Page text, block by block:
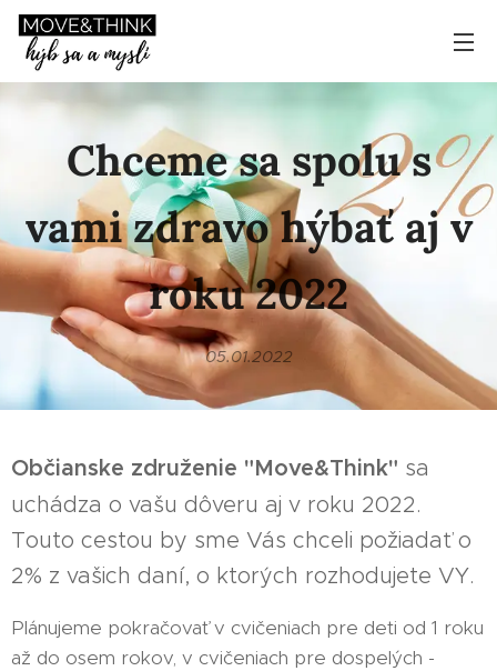
Chceme sa spolu s
vami zdravo hýbať aj v
roku 2022
05.01.2022
Občianske združenie "Move&Think" sa
uchádza o vašu dôveru aj v roku 2022.
Touto cestou by sme Vás chceli požiadať o
2% z vašich daní, o ktorých rozhodujete VY.
Plánujeme pokračovať v cvičeniach pre deti od 1 roku
až do osem rokov, v cvičeniach pre dospelých -